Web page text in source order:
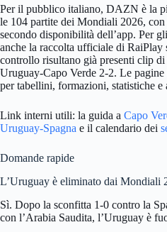
Per il pubblico italiano, DAZN è la
le 104 partite dei Mondiali 2026,
secondo disponibilità dell’app. Per
anche la raccolta ufficiale di
controllo risultano già presenti clip
Uruguay-Capo Verde 2-2. Le
per tabellini, formazioni, statistiche
Link interni utili: la guida a Capo
Uruguay-Spagna e il calendario dei
Domande rapide
L’Uruguay è eliminato dai Mondiali
Sì. Dopo la sconfitta 1-0 contro la
con l’Arabia Saudita, l’Uruguay è